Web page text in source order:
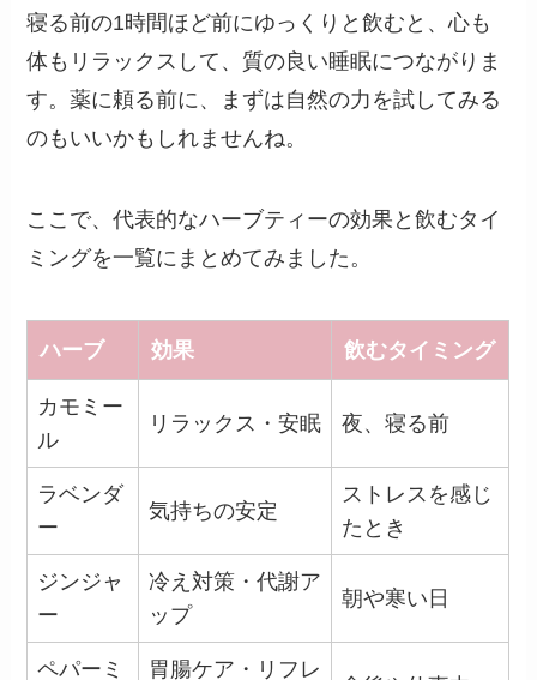
寝る前の1時間ほど前にゆっくりと飲むと、心も
体もリラックスして、質の良い睡眠につながりま
す。薬に頼る前に、まずは自然の力を試してみる
のもいいかもしれませんね。
ここで、代表的なハーブティーの効果と飲むタイ
ミングを一覧にまとめてみました。
ハーブ 効果 飲むタイミング
カモミー
ル
リラックス・安眠 夜、寝る前
ラベンダ
ー
気持ちの安定
ストレスを感じ
たとき
ジンジャ
ー
冷え対策・代謝ア
ップ
朝や寒い日
ペパーミ 胃腸ケア・リフレ